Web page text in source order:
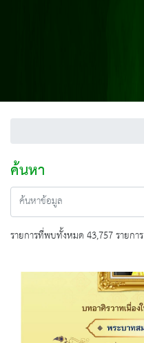
ค้นหา
รายการที่พบทั้งหมด 43,757 รายการ